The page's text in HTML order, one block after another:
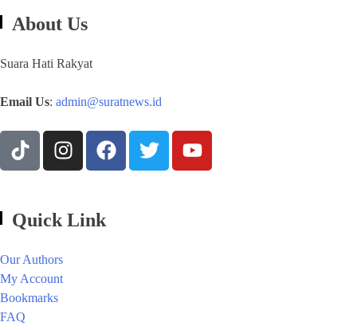
About Us
Suara Hati Rakyat
Email Us: admin@suratnews.id
Quick Link
Our Authors
My Account
Bookmarks
FAQ